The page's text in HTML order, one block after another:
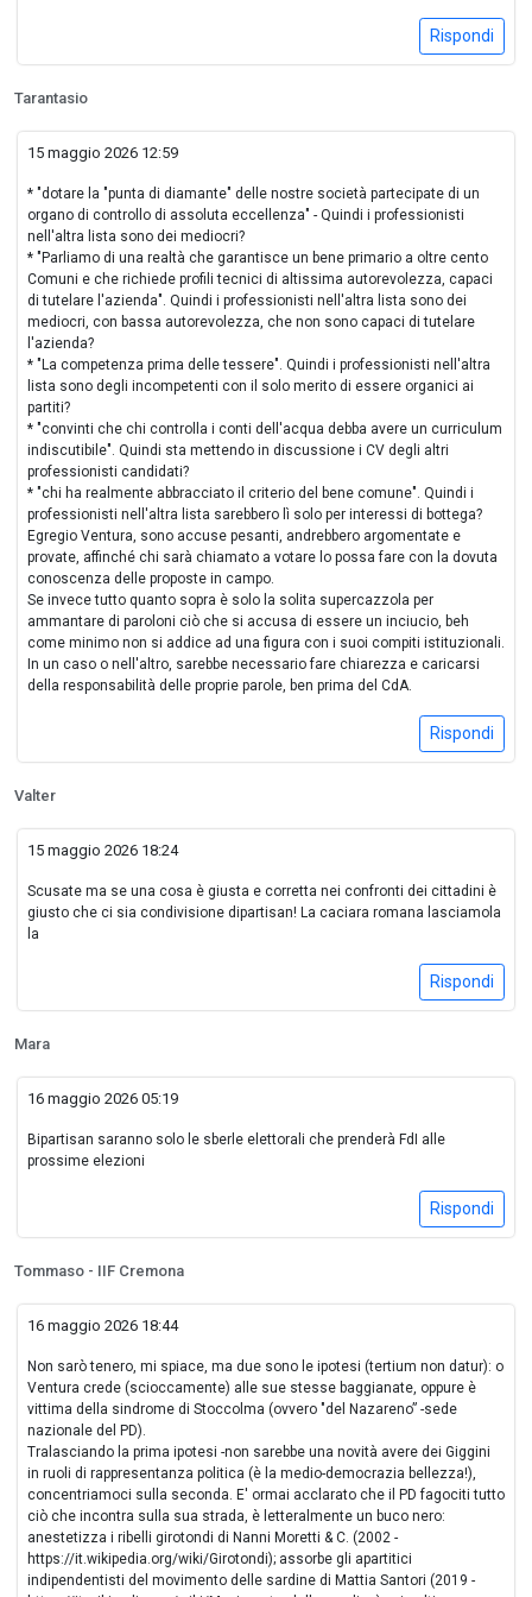
Rispondi
Tarantasio
15 maggio 2026 12:59
* "dotare la "punta di diamante" delle nostre società partecipate di un
organo di controllo di assoluta eccellenza" - Quindi i professionisti
nell'altra lista sono dei mediocri?
* "Parliamo di una realtà che garantisce un bene primario a oltre cento
Comuni e che richiede profili tecnici di altissima autorevolezza, capaci
di tutelare l'azienda". Quindi i professionisti nell'altra lista sono dei
mediocri, con bassa autorevolezza, che non sono capaci di tutelare
l'azienda?
* "La competenza prima delle tessere". Quindi i professionisti nell'altra
lista sono degli incompetenti con il solo merito di essere organici ai
partiti?
* "convinti che chi controlla i conti dell'acqua debba avere un curriculum
indiscutibile". Quindi sta mettendo in discussione i CV degli altri
professionisti candidati?
* "chi ha realmente abbracciato il criterio del bene comune". Quindi i
professionisti nell'altra lista sarebbero lì solo per interessi di bottega?
Egregio Ventura, sono accuse pesanti, andrebbero argomentate e
provate, affinché chi sarà chiamato a votare lo possa fare con la dovuta
conoscenza delle proposte in campo.
Se invece tutto quanto sopra è solo la solita supercazzola per
ammantare di paroloni ciò che si accusa di essere un inciucio, beh
come minimo non si addice ad una figura con i suoi compiti istituzionali.
In un caso o nell'altro, sarebbe necessario fare chiarezza e caricarsi
della responsabilità delle proprie parole, ben prima del CdA.
Rispondi
Valter
15 maggio 2026 18:24
Scusate ma se una cosa è giusta e corretta nei confronti dei cittadini è
giusto che ci sia condivisione dipartisan! La caciara romana lasciamola
la
Rispondi
Mara
16 maggio 2026 05:19
Bipartisan saranno solo le sberle elettorali che prenderà FdI alle
prossime elezioni
Rispondi
Tommaso - IIF Cremona
16 maggio 2026 18:44
Non sarò tenero, mi spiace, ma due sono le ipotesi (tertium non datur): o
Ventura crede (scioccamente) alle sue stesse baggianate, oppure è
vittima della sindrome di Stoccolma (ovvero "del Nazareno” -sede
nazionale del PD).
Tralasciando la prima ipotesi -non sarebbe una novità avere dei Giggini
in ruoli di rappresentanza politica (è la medio-democrazia bellezza!),
concentriamoci sulla seconda. E' ormai acclarato che il PD fagociti tutto
ciò che incontra sulla sua strada, è letteralmente un buco nero:
anestetizza i ribelli girotondi di Nanni Moretti & C. (2002 -
https://it.wikipedia.org/wiki/Girotondi); assorbe gli apartitici
indipendentisti del movimento delle sardine di Mattia Santori (2019 -